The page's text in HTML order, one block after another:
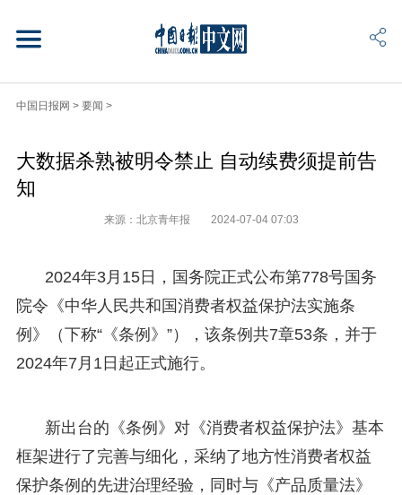
中国日报网 > 要闻 >
大数据杀熟被明令禁止 自动续费须提前告
知
来源：北京青年报 2024-07-04 07:03
2024年3月15日，国务院正式公布第778号国务
院令《中华人民共和国消费者权益保护法实施条
例》（下称“《条例》”），该条例共7章53条，并于
2024年7月1日起正式施行。
新出台的《条例》对《消费者权益保护法》基本
框架进行了完善与细化，采纳了地方性消费者权益
保护条例的先进治理经验，同时与《产品质量法》